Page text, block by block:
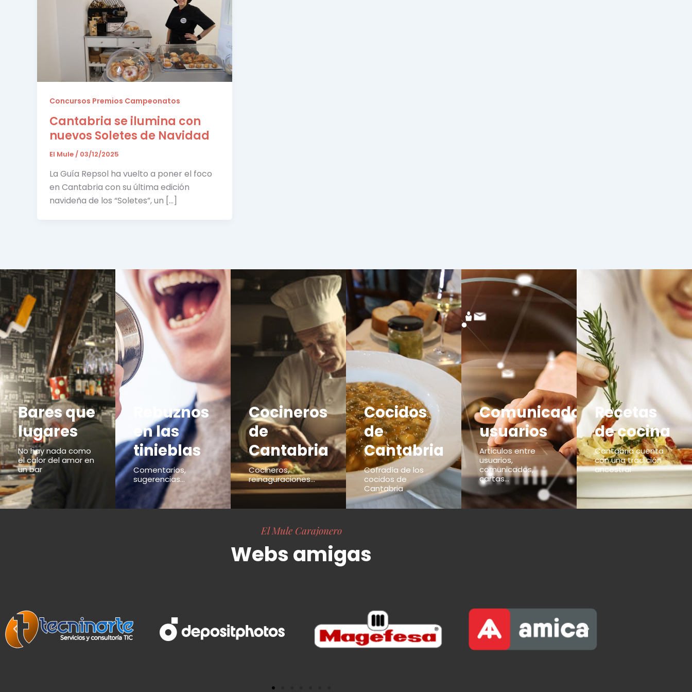
Concursos Premios Campeonatos
Cantabria se ilumina con
nuevos Soletes de Navidad
El Mule/ 03/12/2025
La Guía Repsol ha vuelto a poner el foco
en Cantabria con su última edición
navideña de los “Soletes”, un […]
Bares que
lugares
No hay nada como
el calor del amor en
un bar
Rebuznos
en las
tinieblas
Comentarios,
sugerencias...
Cocineros
de
Cantabria
Cocineros,
reinaguraciones...
Cocidos
de
Cantabria
Cofradía de los
cocidos de
Cantabria
Comunicados
usuarios
Articulos entre
usuarios,
comunicados,
cartas...
Recetas
de cocina
Cantabria cuenta
con una tradición
ancestral
El Mule Carajonero
Webs amigas